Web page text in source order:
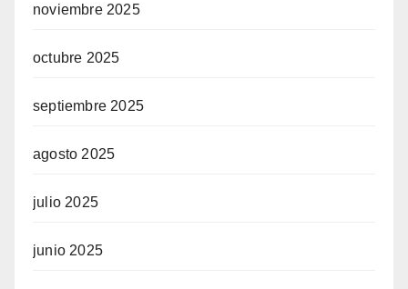
noviembre 2025
octubre 2025
septiembre 2025
agosto 2025
julio 2025
junio 2025